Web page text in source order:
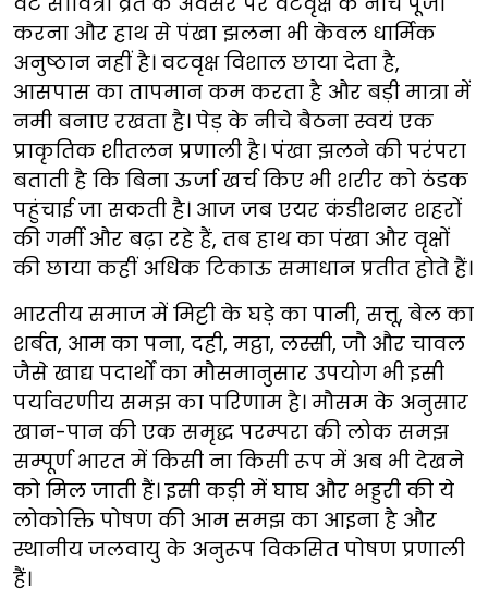
करना और हाथ से पंखा झलना भी केवल धार्मिक
अनुष्ठान नहीं है। वटवृक्ष विशाल छाया देता है,
आसपास का तापमान कम करता है और बड़ी मात्रा में
नमी बनाए रखता है। पेड़ के नीचे बैठना स्वयं एक
प्राकृतिक शीतलन प्रणाली है। पंखा झलने की परंपरा
बताती है कि बिना ऊर्जा खर्च किए भी शरीर को ठंडक
पहुंचाई जा सकती है। आज जब एयर कंडीशनर शहरों
की गर्मी और बढ़ा रहे हैं, तब हाथ का पंखा और वृक्षों
की छाया कहीं अधिक टिकाऊ समाधान प्रतीत होते हैं।
भारतीय समाज में मिट्टी के घड़े का पानी, सत्तू, बेल का
शर्बत, आम का पना, दही, मट्ठा, लस्सी, जौ और चावल
जैसे खाद्य पदार्थों का मौसमानुसार उपयोग भी इसी
पर्यावरणीय समझ का परिणाम है। मौसम के अनुसार
खान-पान की एक समृद्ध परम्परा की लोक समझ
सम्पूर्ण भारत में किसी ना किसी रूप में अब भी देखने
को मिल जाती हैं। इसी कड़ी में घाघ और भड्डरी की ये
लोकोक्ति पोषण की आम समझ का आइना है और
स्थानीय जलवायु के अनुरूप विकसित पोषण प्रणाली
हैं।